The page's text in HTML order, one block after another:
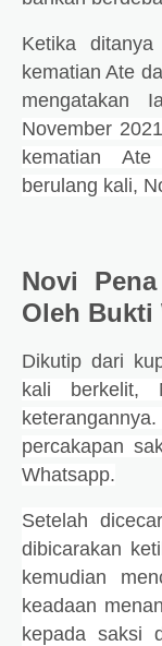
Ketika
kematian Ate
mengatakan
November
kematian
berulang kali,
Novi
Oleh Bukti
Dikutip dari
kali berkelit,
percakapan
Whatsapp.
Setelah
dibicarakan
kemudian
keadaan
kepada saksi